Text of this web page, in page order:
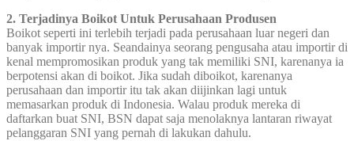
2. Terjadinya Boikot Untuk Perusahaan Produsen
Boikot seperti ini terlebih terjadi pada perusahaan luar negeri dan
banyak importir nya. Seandainya seorang pengusaha atau importir di
kenal mempromosikan produk yang tak memiliki SNI, karenanya ia
berpotensi akan di boikot. Jika sudah diboikot, karenanya
perusahaan dan importir itu tak akan diijinkan lagi untuk
memasarkan produk di Indonesia. Walau produk mereka di
daftarkan buat SNI, BSN dapat saja menolaknya lantaran riwayat
pelanggaran SNI yang pernah di lakukan dahulu.